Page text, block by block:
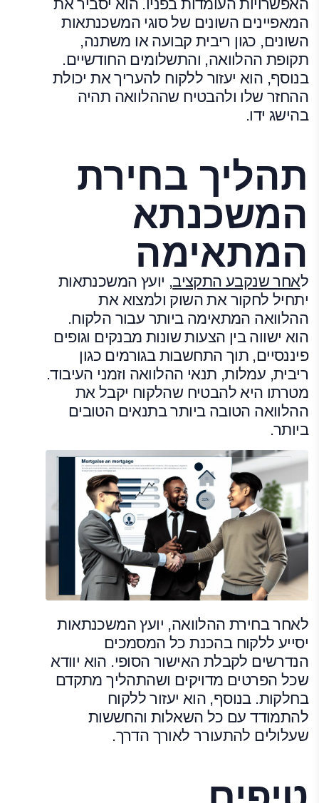
האפשרויות העומדות בפניו. הוא יסביר את
המאפיינים השונים של סוגי המשכנתאות
השונים, כגון ריבית קבועה או משתנה,
תקופת ההלוואה, והתשלומים החודשיים.
בנוסף, הוא יעזור ללקוח להעריך את יכולת
ההחזר שלו ולהבטיח שההלוואה תהיה
בהישג ידו.
תהליך בחירת
המשכנתא
המתאימה
לאחר שנקבע התקציב, יועץ המשכנתאות
יתחיל לחקור את השוק ולמצוא את
ההלוואה המתאימה ביותר עבור הלקוח.
הוא ישווה בין הצעות שונות מבנקים וגופים
פיננסיים, תוך התחשבות בגורמים כגון
ריבית, עמלות, תנאי ההלוואה וזמני העיבוד.
מטרתו היא להבטיח שהלקוח יקבל את
ההלוואה הטובה ביותר בתנאים הטובים
ביותר.
לאחר בחירת ההלוואה, יועץ המשכנתאות
יסייע ללקוח בהכנת כל המסמכים
הנדרשים לקבלת האישור הסופי. הוא יוודא
שכל הפרטים מדויקים ושהתהליך מתקדם
בחלקות. בנוסף, הוא יעזור ללקוח
להתמודד עם כל השאלות והחששות
שעלולים להתעורר לאורך הדרך.